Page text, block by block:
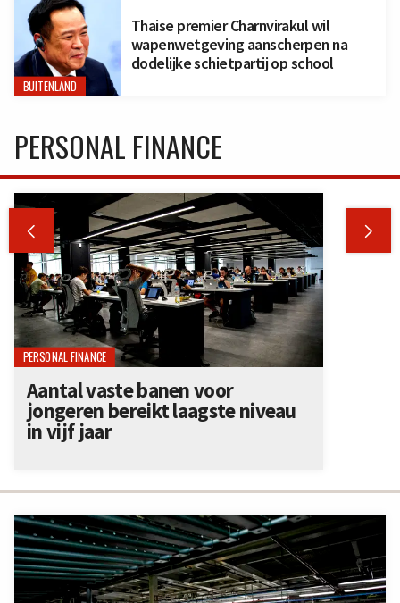
BUITENLAND
Thaise premier Charnvirakul wil
wapenwetgeving aanscherpen na
dodelijke schietpartij op school
PERSONAL FINANCE
 
PERSONAL FINANCE
Aantal vaste banen voor
jongeren bereikt laagste niveau
in vijf jaar